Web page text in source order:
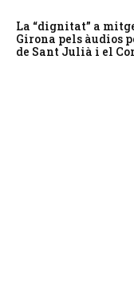
La “dignitat” a
Girona pels àudios
de Sant Julià i el